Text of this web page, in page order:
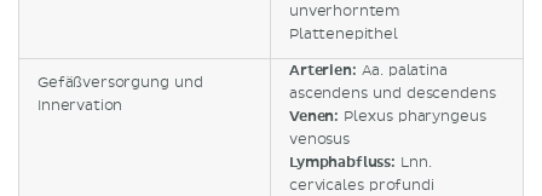
unverhorntem
Plattenepithel
Gefäßversorgung und
Innervation
Arterien: Aa. palatina
ascendens und descendens
Venen: Plexus pharyngeus
venosus
Lymphabfluss: Lnn.
cervicales profundi